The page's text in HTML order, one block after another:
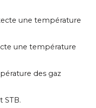
une température
une température
des gaz
STB.